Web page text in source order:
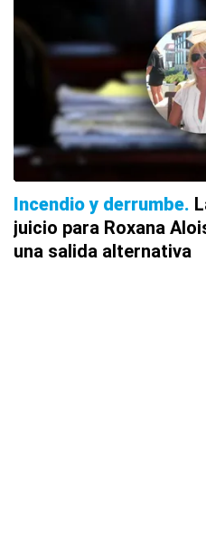
Incendio y derrumbe
juicio para Roxana
una salida alternativa